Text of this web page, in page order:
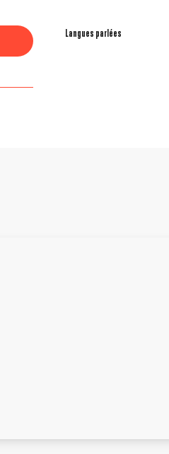
Langues parlées
Langues parlées